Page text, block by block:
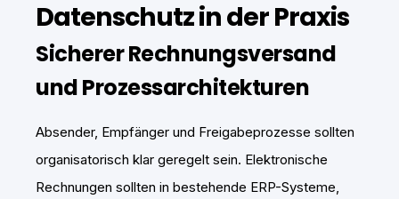
Datenschutz in der Praxis
Sicherer Rechnungsversand
und Prozessarchitekturen
Absender, Empfänger und Freigabeprozesse sollten
organisatorisch klar geregelt sein. Elektronische
Rechnungen sollten in bestehende ERP-Systeme,